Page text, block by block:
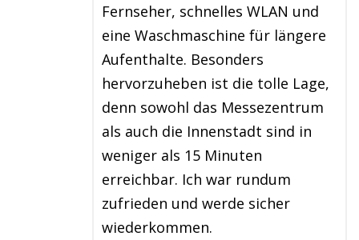
Fernseher, schnelles WLAN und
eine Waschmaschine für längere
Aufenthalte. Besonders
hervorzuheben ist die tolle Lage,
denn sowohl das Messezentrum
als auch die Innenstadt sind in
weniger als 15 Minuten
erreichbar. Ich war rundum
zufrieden und werde sicher
wiederkommen.